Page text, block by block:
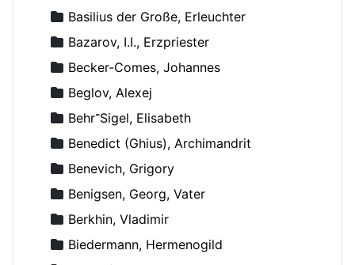
Basilius der Große, Erleuchter
Bazarov, I.I., Erzpriester
Becker-Comes, Johannes
Beglov, Alexej
Behr־Sigel, Elisabeth
Benedict (Ghius), Archimandrit
Benevich, Grigory
Benigsen, Georg, Vater
Berkhin, Vladimir
Biedermann, Hermenogild